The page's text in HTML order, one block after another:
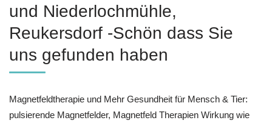
und Niederlochmühle,
Reukersdorf -Schön dass Sie
uns gefunden haben
Magnetfeldtherapie und Mehr Gesundheit für Mensch & Tier:
pulsierende Magnetfelder, Magnetfeld Therapien Wirkung wie